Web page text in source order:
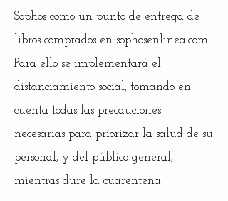
Sophos como un punto de entrega de
libros comprados en sophosenlinea.com.
Para ello se implementará el
distanciamiento social, tomando en
cuenta todas las precauciones
necesarias para priorizar la salud de su
personal, y del público general,
mientras dure la cuarentena.